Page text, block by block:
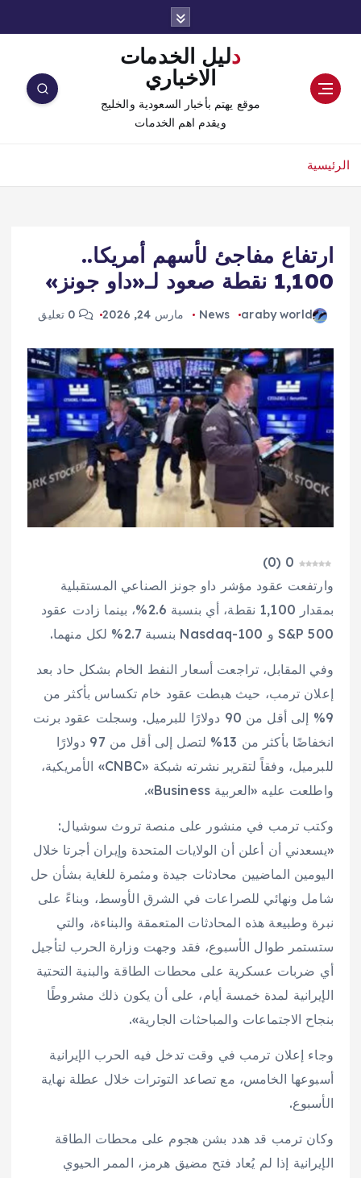
دليل الخدمات
الاخباري
موقع يهتم بأخبار السعودية والخليج
ويقدم اهم الخدمات
الرئيسية
ارتفاع مفاجئ لأسهم أمريكا..
1,100 نقطة صعود لـ«داو جونز»
araby world
News مارس 24, 2026
0
(
0
)
وارتفعت عقود مؤشر داو جونز الصناعي المستقبلية
بمقدار 1,100 نقطة، أي بنسبة 2.6%، بينما زادت عقود
S&P 500 و Nasdaq-100 بنسبة 2.7% لكل منهما.
وفي المقابل، تراجعت أسعار النفط الخام بشكل حاد بعد
إعلان ترمب، حيث هبطت عقود خام تكساس بأكثر من
9% إلى أقل من 90 دولارًا للبرميل. وسجلت عقود برنت
انخفاضًا بأكثر من 13% لتصل إلى أقل من 97 دولارًا
للبرميل، وفقاً لتقرير نشرته شبكة «CNBC» الأمريكية،
واطلعت عليه «العربية Business».
وكتب ترمب في منشور على منصة تروث سوشيال:
«يسعدني أن أعلن أن الولايات المتحدة وإيران أجرتا خلال
اليومين الماضيين محادثات جيدة ومثمرة للغاية بشأن حل
شامل ونهائي للصراعات في الشرق الأوسط، وبناءً على
نبرة وطبيعة هذه المحادثات المتعمقة والبناءة، والتي
ستستمر طوال الأسبوع، فقد وجهت وزارة الحرب لتأجيل
أي ضربات عسكرية على محطات الطاقة والبنية التحتية
الإيرانية لمدة خمسة أيام، على أن يكون ذلك مشروطًا
بنجاح الاجتماعات والمباحثات الجارية».
وجاء إعلان ترمب في وقت تدخل فيه الحرب الإيرانية
أسبوعها الخامس، مع تصاعد التوترات خلال عطلة نهاية
الأسبوع.
وكان ترمب قد هدد بشن هجوم على محطات الطاقة
الإيرانية إذا لم يُعاد فتح مضيق هرمز، الممر الحيوي